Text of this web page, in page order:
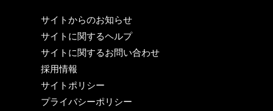
サイトからのお知らせ
サイトに関するヘルプ
サイトに関するお問い合わせ
採用情報
サイトポリシー
プライバシーポリシー